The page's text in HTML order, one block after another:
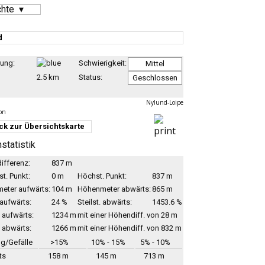
Schwierigkeit:
Mittel
2.5 km Status: Geschlossen
Nylund-Loipe
zur Übersichtskarte
837 m
Punkt:
0 m Höchst. Punkt:
837 m
aufwärts: 104 m Höhenmeter abwärts:865 m
24 % Steilst. abwärts:
1453.6 %
aufwärts:
1234 m mit einer Höhendiff. von 28 m
abwärts:
1266 m mit einer Höhendiff. von 832 m
Gefälle
>15% 10% - 15%
5% - 10%
158 m 145 m
713 m